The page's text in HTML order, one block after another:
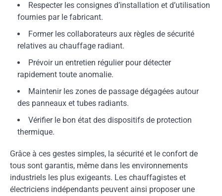
Respecter les consignes d’installation et d’utilisation
fournies par le fabricant.
Former les collaborateurs aux règles de sécurité
relatives au chauffage radiant.
Prévoir un entretien régulier pour détecter
rapidement toute anomalie.
Maintenir les zones de passage dégagées autour
des panneaux et tubes radiants.
Vérifier le bon état des dispositifs de protection
thermique.
Grâce à ces gestes simples, la sécurité et le confort de
tous sont garantis, même dans les environnements
industriels les plus exigeants. Les chauffagistes et
électriciens indépendants peuvent ainsi proposer une